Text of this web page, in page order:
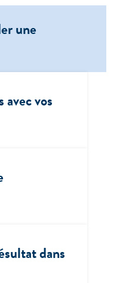
une
vos
dans